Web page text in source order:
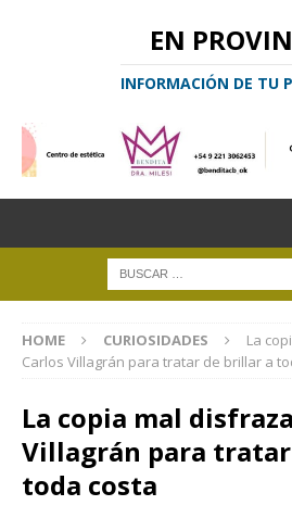
EN
INFORMACIÓN DE TU
HOME CURIOSIDADES
La
Carlos Villagrán para tratar de brillar a
La copia mal
Villagrán para
toda costa